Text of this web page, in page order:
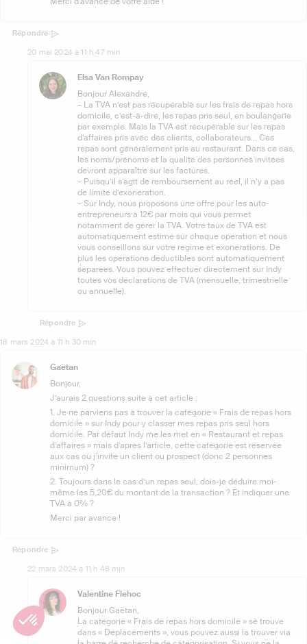
Répondre
20 mai 2024 à 11 h 47 min
Elsa Van Rompay
Bonjour Alexandre,
– La TVA n’est pas récupérable sur les frais de repas hors
domicile, c’est-à-dire, les repas pris seul, en boulangerie
par exemple. Mais la TVA est récupérable sur les repas
d’affaires pris avec des clients, collaborateurs… Ces
repas sont généralement pris au restaurant. Dans ce cas,
les noms/prénoms et la qualité des personnes invitées
devront apparaître sur les factures.
– Puisqu’il s’agit de remboursement au réel, il n’y a pas
de limite d’exonération.
– Sur Indy, nous proposons une offre pour les auto-
entrepreneurs à 12€ par mois qui vous permet
notamment de gérer la TVA. Votre taux de TVA est
automatiquement estimé sur chaque opération et nous
vous conseillons sur votre régime et exonérations. De
plus les opérations déductibles sont automatiquement
séparées. Vous pouvez effectuer directement sur Indy
toutes vos déclarations de TVA (mensuelle, trimestrielle
ou annuelle).
Répondre
18 mars 2024 à 11 h 30 min
Gaëtan
Bonjour,
J’aurais 2 questions suite à cet article :
1. Je ne parviens pas à trouver la catégorie « Frais de repas hors
domicile » sur Indy pour y classer mes repas pris seul hors
domicile. Par défaut Indy me les met en « Restaurant et repas
d’affaires » mais d’après l’article, cette catégorie est réservée
aux cas où j’invite un client ou prospect (donc 2 personnes
minimum) ?
2. Toujours dans le cas d’un repas seul, dois-je déduire moi-
même les 5,20€ du montant de la transaction ? Et indiquer une
TVA à 0% ?
Merci par avance !
Répondre
22 mars 2024 à 11 h 48 min
Valentine Flehoc
Bonjour Gaëtan,
La catégorie « Frais de repas hors domicile » se trouve
dans « Déplacements », vous pouvez aussi la trouver via